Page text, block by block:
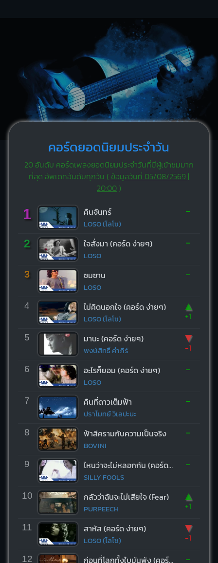
คอร์ดยอดนิยมประจำวัน
20 อันดับ คอร์ดเพลงยอดนิยมประจำวันที่มีผู้เข้าชมมาก
ที่สุด อัพเดทอันดับทุกวัน ( ข้อมูลวันที่ 05/08/2569 |
20:00)
1 คืนจันทร์
LOSO (โลโซ)
-
2 ใจสั่งมา (คอร์ด ง่ายๆ)
LOSO
-
3 ซมซาน
LOSO
-
4 ไม่คิดนอกใจ (คอร์ด ง่ายๆ)
LOSO (โลโซ)
▲
+1
5 มานะ (คอร์ด ง่ายๆ)
พงษ์สิทธิ์ คำภีร์
▼
-1
6 อะไรก็ยอม (คอร์ด ง่ายๆ)
LOSO
-
7 คืนที่ดาวเต็มฟ้า
ปราโมทย์ วิเลปะนะ
-
8 ฟ้าสีครามกับความเป็นจริง
BOVINI
-
9 ไหนว่าจะไม่หลอกกัน (คอร์ด ง่ายๆ)
SILLY FOOLS
-
10 กลัวว่าฉันจะไม่เสียใจ (Fear)
PURPEECH
▲
+1
11 สาหัส (คอร์ด ง่ายๆ)
LOSO (โลโซ)
▼
-1
12 ก่อนที่โลกทั้งใบมันพัง (คอร์ด ง่ายๆ) -